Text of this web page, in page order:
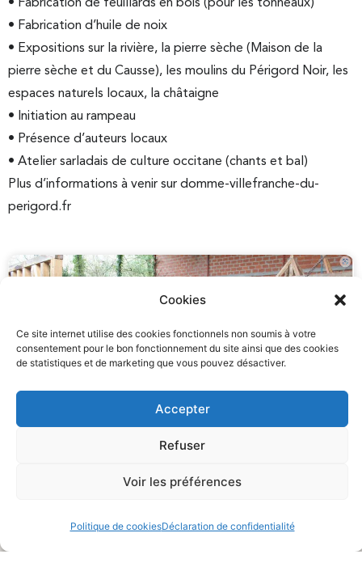
Cookies
Ce site internet utilise des cookies fonctionnels non soumis à votre
consentement pour le bon fonctionnement du site ainsi que des cookies
de statistiques et de marketing que vous pouvez désactiver.
Accepter
Refuser
Voir les préférences
Politique de cookiesDéclaration de confidentialité
• Fabrication de feuillards en bois (pour les tonneaux)
• Fabrication d’huile de noix
• Expositions sur la rivière, la pierre sèche (Maison de la
pierre sèche et du Causse), les moulins du Périgord Noir, les
espaces naturels locaux, la châtaigne
• Initiation au rampeau
• Présence d’auteurs locaux
• Atelier sarladais de culture occitane (chants et bal)
Plus d’informations à venir sur domme-villefranche-du-
perigord.fr
Actualités et animations